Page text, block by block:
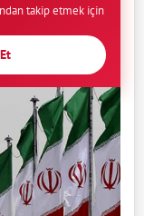
takip etmek için